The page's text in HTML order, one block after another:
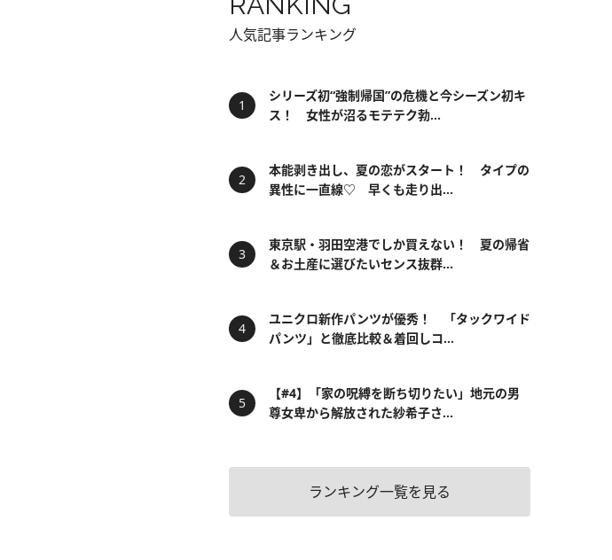
人気記事ランキング
シリーズ初“強制帰国”の危機と今シーズン初キ
ス！ 女性が沼るモテテク勃...
本能剥き出し、夏の恋がスタート！ タイプの
異性に一直線♡ 早くも走り出...
東京駅・羽田空港でしか買えない！ 夏の帰省
＆お土産に選びたいセンス抜群...
ユニクロ新作パンツが優秀！ 「タックワイド
パンツ」と徹底比較＆着回しコ...
【#4】「家の呪縛を断ち切りたい」地元の男
尊女卑から解放された紗希子さ...
ランキング一覧を見る